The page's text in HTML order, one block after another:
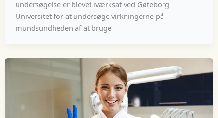
undersøgelse er blevet iværksat ved Gøteborg
Universitet for at undersøge virkningerne på
mundsundheden af at bruge